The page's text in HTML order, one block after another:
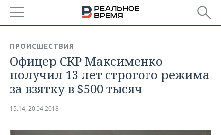
БАШКОРТОСТАН
ТАТАРСТАН
НОВОСТИ
АНАЛИТИКА
ПРОИСШЕСТВИЯ
Офицер СКР Максименко
получил 13 лет строгого режима
за взятку в $500 тысяч
15:14, 20.04.2018